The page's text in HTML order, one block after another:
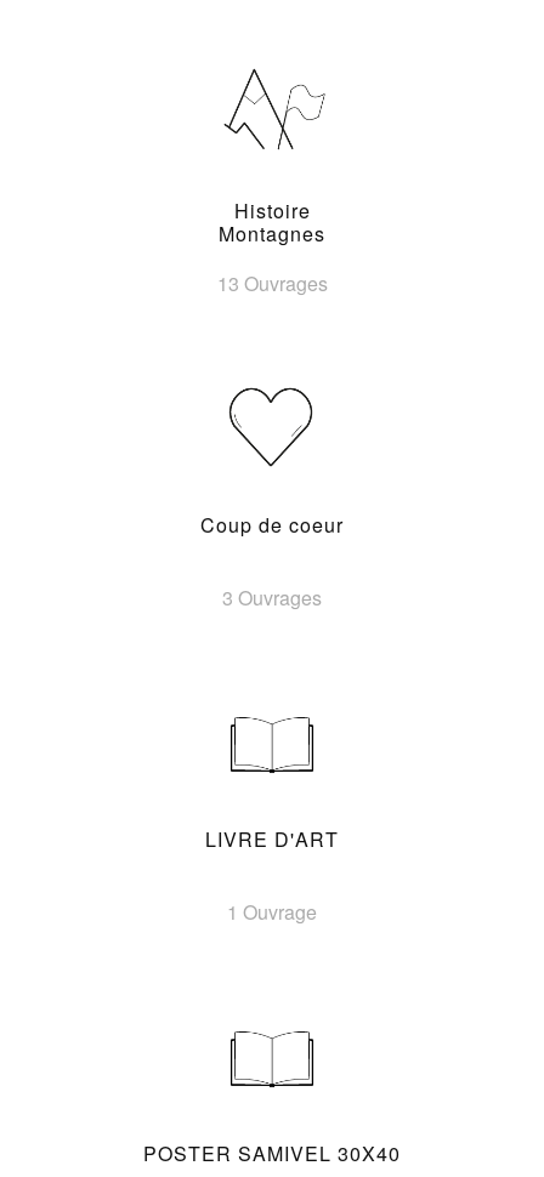
Histoire
Montagnes
13 Ouvrages
Coup de coeur
3 Ouvrages
LIVRE D'ART
1 Ouvrage
POSTER SAMIVEL 30X40